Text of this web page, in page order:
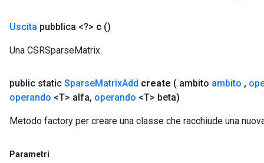
Uscita pubblica <?> c ()
Una CSRSparseMatrix.
public static SparseMatrixAdd create ( ambito ambito ,
operando <T> alfa, operando <T> beta)
Metodo factory per creare una classe che racchiude una
Parametri